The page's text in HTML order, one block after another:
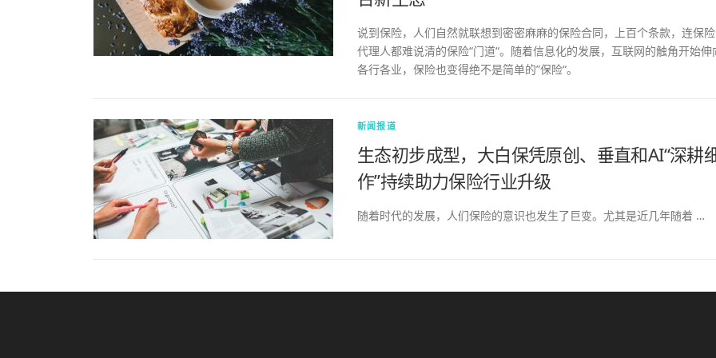
说到保险，人们自然就联想到密密麻麻的保险合同，上百个条款，连保险
代理人都难说清的保险“门道“。随着信息化的发展，互联网的触角开始伸
各行各业，保险也变得绝不是简单的”保险“。
新闻报道
生态初步成型，大白保凭原创、垂直和AI“深耕
作”持续助力保险行业升级
随着时代的发展，人们保险的意识也发生了巨变。尤其是近几年随着 …